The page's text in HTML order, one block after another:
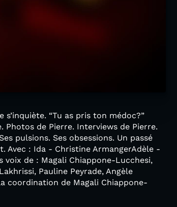
s’inquiète. “Tu as pris ton médoc?”
Photos de Pierre. Interviews de Pierre.
pulsions. Ses obsessions. Un passé
Avec : Ida - Christine ArmangerAdèle -
de : Magali Chiappone-Lucchesi,
Pauline Peyrade, Angèle
coordination de Magali Chiappone-